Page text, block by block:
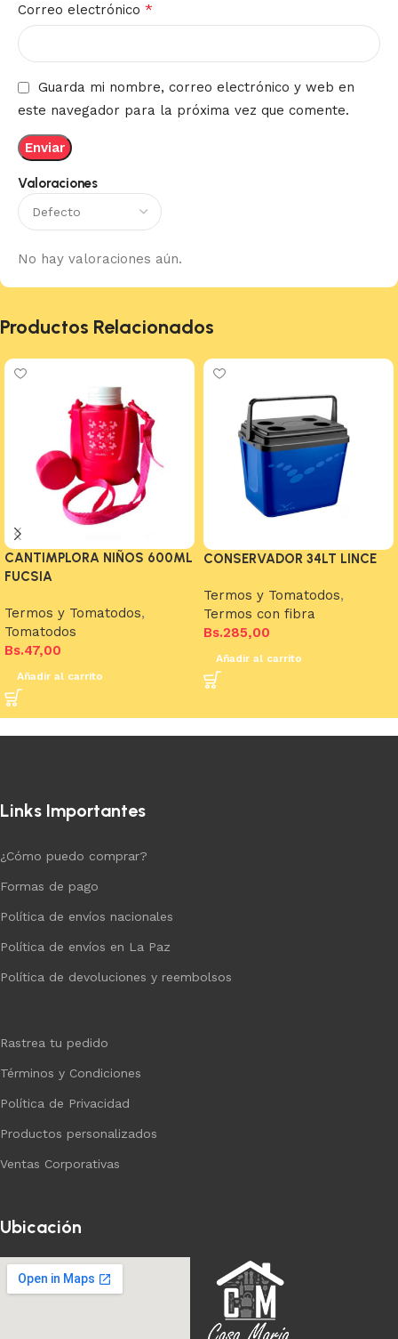
Valoraciones
No hay valoraciones aún.
Correo electrónico *
Guarda mi nombre, correo electrónico y web en
este navegador para la próxima vez que comente.
Productos Relacionados
CANTIMPLORA NIÑOS 600ML
FUCSIA
Termos y Tomatodos,
Tomatodos
Bs.47,00
Añadir al carrito
CONSERVADOR 34LT LINCE
Termos y Tomatodos,
Termos con fibra
Bs.285,00
Añadir al carrito
Links Importantes
¿Cómo puedo comprar?
Formas de pago
Política de envíos nacionales
Política de envíos en La Paz
Política de devoluciones y reembolsos
Rastrea tu pedido
Términos y Condiciones
Política de Privacidad
Productos personalizados
Ventas Corporativas
Ubicación